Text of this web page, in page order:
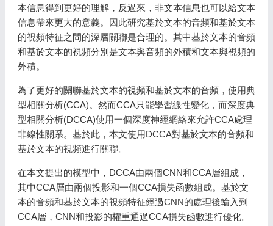
本信息得到更好的理解，反過來，非文本信息也可以給文本
信息帶來更大的意義。因此研究基於文本的音頻和基於文本
的視頻特征之間的深層關聯是合理的。其中基於文本的音頻
和基於文本的視頻分別是文本與音頻的外積和文本與視頻的
外積。
為了更好的關聯基於文本的視頻和基於文本的音頻，使用典
型相關分析(CCA)。然而CCA只能學習線性變化，而深度典
型相關分析(DCCA)使用一個深度神經網絡來允許CCA處理
非線性關系。基於此，本文使用DCCA對基於文本的音頻和
基於文本的視頻進行關聯。
在本文提出的模型中，DCCA由兩個CNN和CCA層組成，
其中CCA層由兩個投影和一個CCA損失函數組成。基於文
本的音頻和基於文本的視頻特征經過CNN的處理後輸入到
CCA層，CNN和投影的權重通過CCA損失函數進行優化。